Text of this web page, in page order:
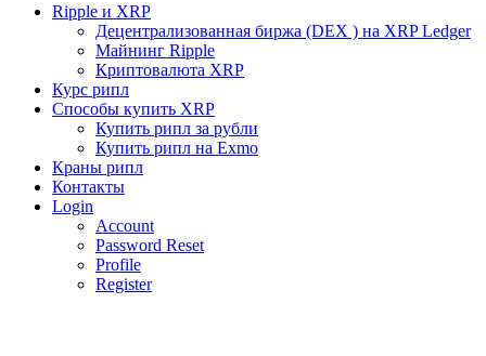
Ripple и XRP
Децентрализованная биржа (DEX ) на XRP Ledger
Майнинг Ripple
Криптовалюта XRP
Курс рипл
Способы купить XRP
Купить рипл за рубли
Купить рипл на Exmo
Краны рипл
Контакты
Login
Account
Password Reset
Profile
Register